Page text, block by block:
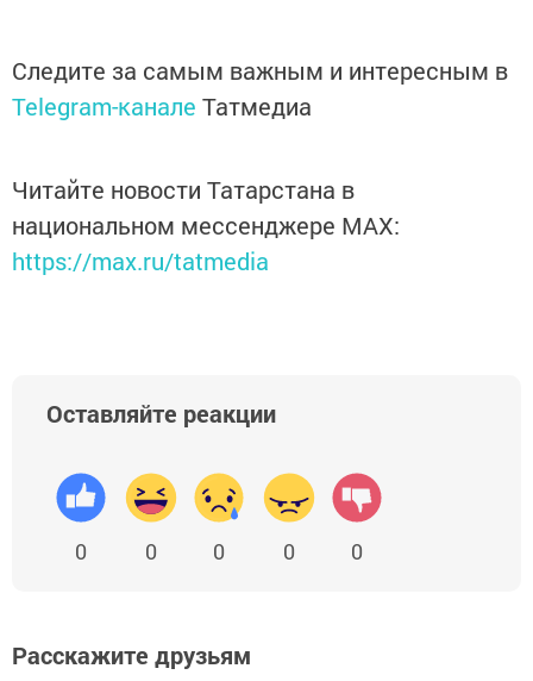
Следите за самым важным и интересным в
Telegram-канале Татмедиа
Читайте новости Татарстана в
национальном мессенджере MАХ:
https://max.ru/tatmedia
Оставляйте реакции
0 0 0 0 0
Расскажите друзьям